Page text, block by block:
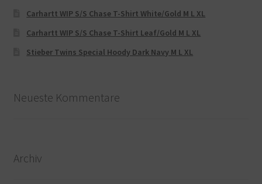
Carhartt WIP S/S Chase T-Shirt White/Gold M L XL
Carhartt WIP S/S Chase T-Shirt Leaf/Gold M L XL
Stieber Twins Special Hoody Dark Navy M L XL
Neueste Kommentare
Archiv